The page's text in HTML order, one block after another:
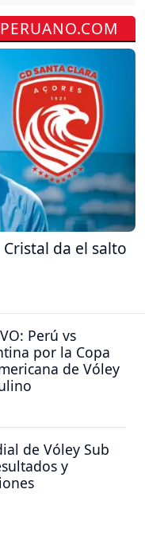
da el salto
Perú vs
por la Copa
de Vóley
de Vóley Sub
y